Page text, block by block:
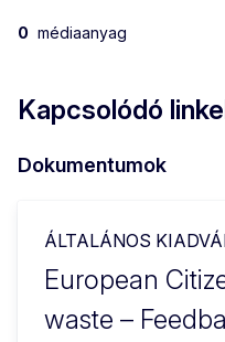
food waste opening
0 médiaanyag
Kapcsolódó
Dokumentumok
ÁLTALÁNOS
European
waste –